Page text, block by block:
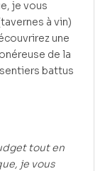
je vous
à vin)
une
de la
battus
tout en
je vous